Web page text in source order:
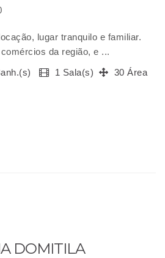
lugar tranquilo e familiar.
da região, e ...
1 Sala(s)
30 Área
DOMITILA